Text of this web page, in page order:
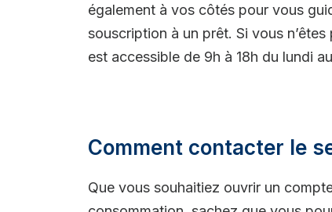
également à vos côtés pour vous
souscription à un prêt. Si vous
est accessible de 9h à 18h du lundi
Comment contacter le
Que vous souhaitiez ouvrir un